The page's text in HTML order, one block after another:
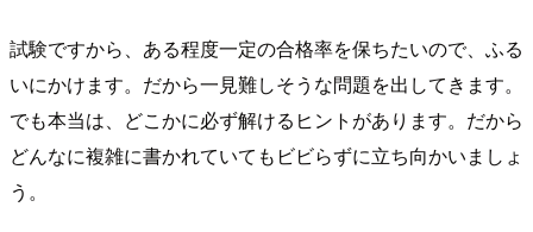
試験ですから、ある程度一定の合格率を保ちたいので、ふる
いにかけます。だから一見難しそうな問題を出してきます。
でも本当は、どこかに必ず解けるヒントがあります。だから
どんなに複雑に書かれていてもビビらずに立ち向かいましょ
う。